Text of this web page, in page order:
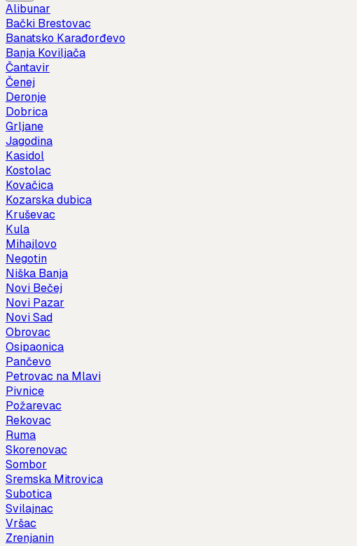
Alibunar
Bački Brestovac
Banatsko Karađorđevo
Banja Koviljača
Čantavir
Čenej
Deronje
Dobrica
Grljane
Jagodina
Kasidol
Kostolac
Kovačica
Kozarska dubica
Kruševac
Kula
Mihajlovo
Negotin
Niška Banja
Novi Bečej
Novi Pazar
Novi Sad
Obrovac
Osipaonica
Pančevo
Petrovac na Mlavi
Pivnice
Požarevac
Rekovac
Ruma
Skorenovac
Sombor
Sremska Mitrovica
Subotica
Svilajnac
Vršac
Zrenjanin